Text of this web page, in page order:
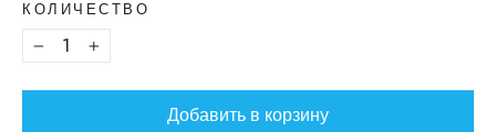
КОЛИЧЕСТВО
− +
Добавить в корзину